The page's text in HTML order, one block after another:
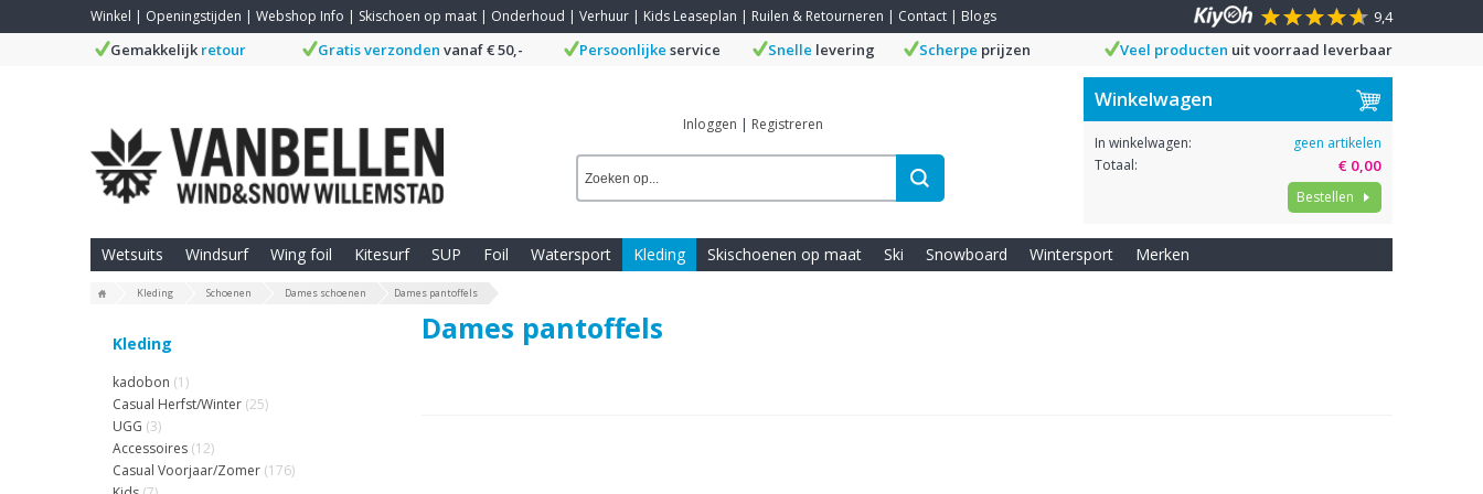
Winkel | Openingstijden | Webshop Info | Skischoen op maat | Onderhoud | Verhuur | Kids Leaseplan | Ruilen & Retourneren | Contact | Blogs
9,4
Gemakkelijk retour Gratis verzonden vanaf € 50,- Persoonlijke service Snelle levering Scherpe prijzen Veel producten uit voorraad leverbaar
Inloggen | Registreren
Winkelwagen
In winkelwagen:
geen artikelen
Totaal:
€ 0,00
Bestellen
Wetsuits Windsurf Wing foil Kitesurf SUP Foil Watersport Kleding Skischoenen op maat Ski Snowboard Wintersport Merken
Kleding Schoenen Dames schoenen Dames pantoffels
Kleding
kadobon (1)
Casual Herfst/Winter (25)
UGG (3)
Accessoires (12)
Casual Voorjaar/Zomer (176)
Dames pantoffels